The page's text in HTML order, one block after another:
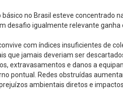
no Brasil esteve
desafio igualmente relevante
com índices insuficientes de
que jamais deveriam ser
extravasamentos e danos a
pontual. Redes obstruídas
ambientais diretos e